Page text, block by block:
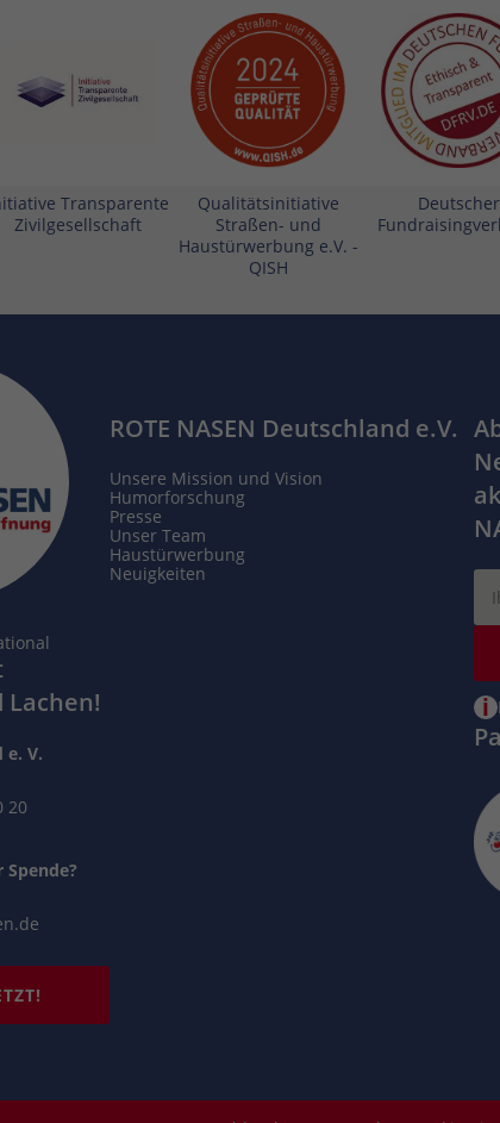
Transparente
Zivilgesellschaft
Qualitätsinitiative
Straßen- und
Haustürwerbung e.V. -
QISH
Deutscher
Lachen!
e. V.
20
Spende?
ROTE NASEN Deutschland e.V.
Unsere Mission und Vision
Humorforschung
Presse
Unser Team
Haustürwerbung
Neuigkeiten
i